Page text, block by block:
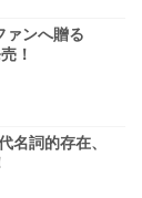
ァンへ贈る
！
名詞的存在、